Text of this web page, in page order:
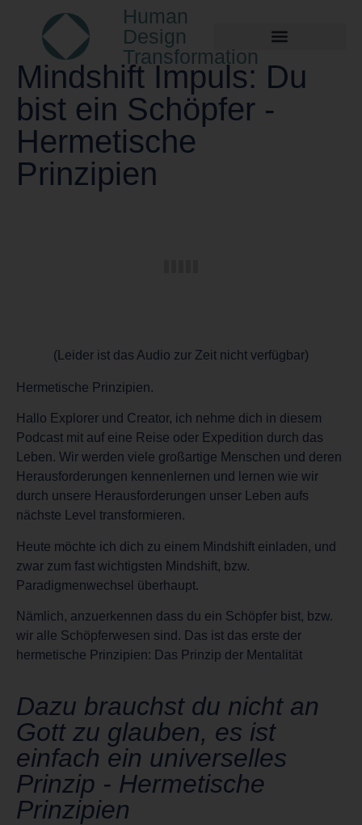
Human
Design
Transformation
Mindshift Impuls: Du
bist ein Schöpfer -
Hermetische
Prinzipien
(Leider ist das Audio zur Zeit nicht verfügbar)
Hermetische Prinzipien.
Hallo Explorer und Creator, ich nehme dich in diesem
Podcast mit auf eine Reise oder Expedition durch das
Leben. Wir werden viele großartige Menschen und deren
Herausforderungen kennenlernen und lernen wie wir
durch unsere Herausforderungen unser Leben aufs
nächste Level transformieren.
Heute möchte ich dich zu einem Mindshift einladen, und
zwar zum fast wichtigsten Mindshift, bzw.
Paradigmenwechsel überhaupt.
Nämlich, anzuerkennen dass du ein Schöpfer bist, bzw.
wir alle Schöpferwesen sind. Das ist das erste der
hermetische Prinzipien: Das Prinzip der Mentalität
Dazu brauchst du nicht an
Gott zu glauben, es ist
einfach ein universelles
Prinzip - Hermetische
Prinzipien